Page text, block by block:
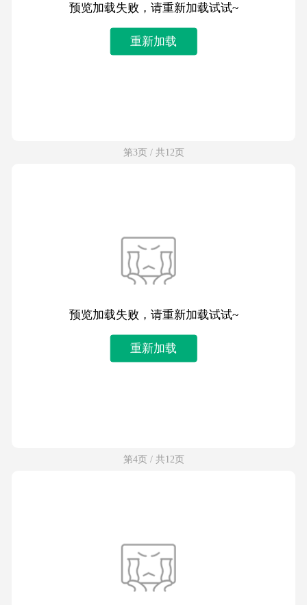
预览加载失败，请重新加载试试~
重新加载
第3页 / 共12页
预览加载失败，请重新加载试试~
重新加载
第4页 / 共12页